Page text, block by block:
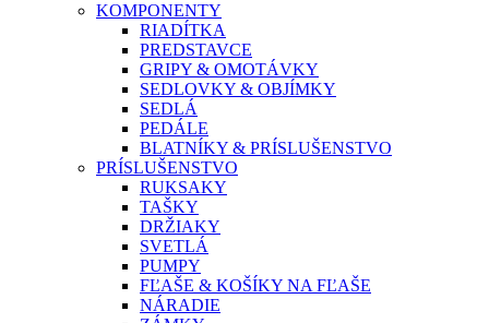
KOMPONENTY
RIADÍTKA
PREDSTAVCE
GRIPY & OMOTÁVKY
SEDLOVKY & OBJÍMKY
SEDLÁ
PEDÁLE
BLATNÍKY & PRÍSLUŠENSTVO
PRÍSLUŠENSTVO
RUKSAKY
TAŠKY
DRŽIAKY
SVETLÁ
PUMPY
FĽAŠE & KOŠÍKY NA FĽAŠE
NÁRADIE